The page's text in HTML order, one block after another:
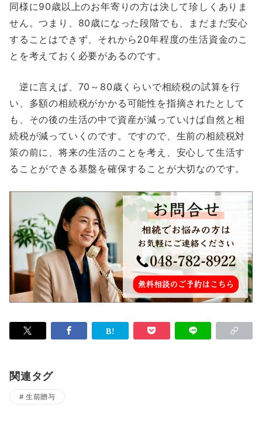
同様に90歳以上のお年寄りの方は決して珍しくありま
せん。つまり、80歳になった段階でも、まだまだ安心
することはできず、それから20年程度の生活資金のこ
とを考えておく必要があるのです。
逆に言えば、70～80歳くらいで相続税の試算を行
い、多額の相続税がかかる可能性を指摘されたとして
も、その後の生活の中で資産が減っていけば自然と相
続税が減っていくのです。ですので、生前の相続税対
策の前に、将来の生活のことを考え、安心して生活す
ることができる基盤を確保することが大切なのです。
関連タグ
生前贈与